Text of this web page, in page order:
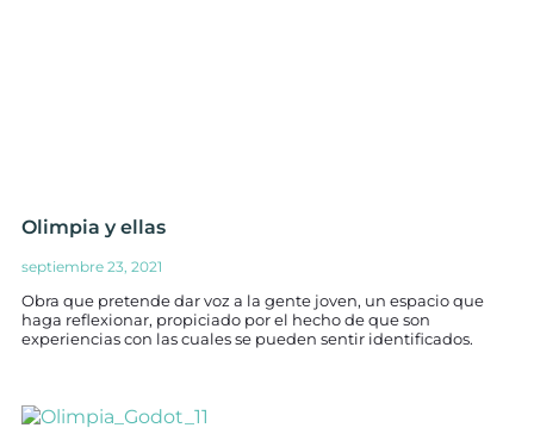
Olimpia y ellas
septiembre 23, 2021
Obra que pretende dar voz a la gente joven, un espacio que
haga reflexionar, propiciado por el hecho de que son
experiencias con las cuales se pueden sentir identificados.